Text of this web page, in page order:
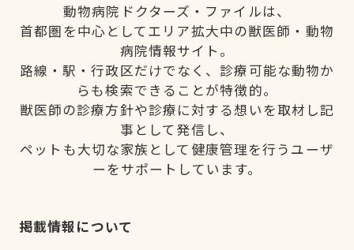
動物病院ドクターズ・ファイルは、
首都圏を中心としてエリア拡大中の獣医師・動物
病院情報サイト。
路線・駅・行政区だけでなく、診療可能な動物か
らも検索できることが特徴的。
獣医師の診療方針や診療に対する想いを取材し記
事として発信し、
ペットも大切な家族として健康管理を行うユーザ
ーをサポートしています。
掲載情報について